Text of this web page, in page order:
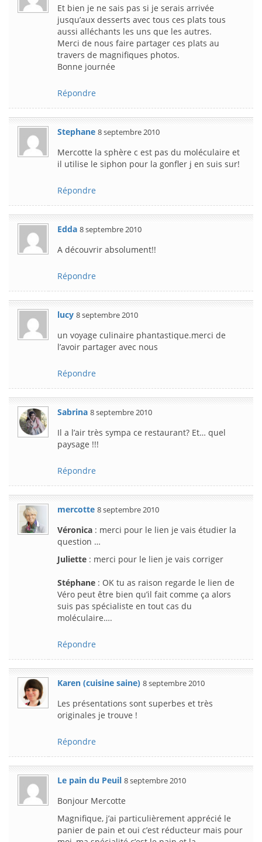
Et bien je ne sais pas si je serais arrivée
jusqu’aux desserts avec tous ces plats tous
aussi alléchants les uns que les autres.
Merci de nous faire partager ces plats au
travers de magnifiques photos.
Bonne journée
Répondre
Stephane 8 septembre 2010
Mercotte la sphère c est pas du moléculaire et
il utilise le siphon pour la gonfler j en suis sur!
Répondre
Edda 8 septembre 2010
A découvrir absolument!!
Répondre
lucy 8 septembre 2010
un voyage culinaire phantastique.merci de
l’avoir partager avec nous
Répondre
Sabrina 8 septembre 2010
Il a l’air très sympa ce restaurant? Et… quel
paysage !!!
Répondre
mercotte 8 septembre 2010
Véronica : merci pour le lien je vais étudier la
question …
Juliette : merci pour le lien je vais corriger
Stéphane : OK tu as raison regarde le lien de
Véro peut être bien qu’il fait comme ça alors
suis pas spécialiste en tout cas du
moléculaire….
Répondre
Karen (cuisine saine) 8 septembre 2010
Les présentations sont superbes et très
originales je trouve !
Répondre
Le pain du Peuil 8 septembre 2010
Bonjour Mercotte
Magnifique, j’ai particulièrement apprécié le
panier de pain et oui c’est réducteur mais pour